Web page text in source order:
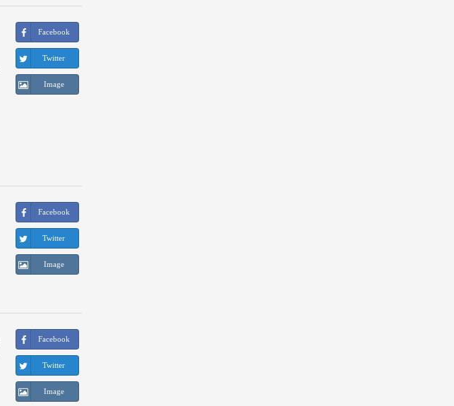
Facebook
Twitter
Image
Facebook
Twitter
Image
Facebook
Twitter
Image